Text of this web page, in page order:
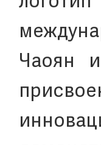
Чаоян